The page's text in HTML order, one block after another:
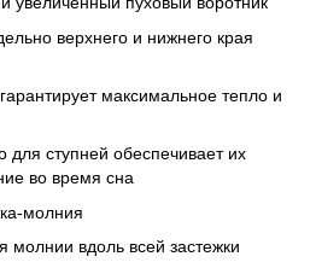
верхнего и нижнего края
максимальное тепло и
для ступней обеспечивает их
во время сна
молния
молнии вдоль всей застежки